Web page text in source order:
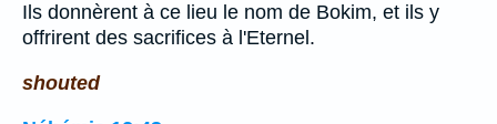
Ils donnèrent à ce lieu le nom de Bokim, et ils y
offrirent des sacrifices à l'Eternel.
shouted